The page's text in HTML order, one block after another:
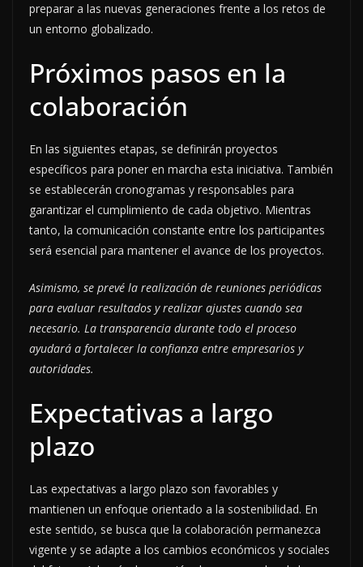
preparar a las nuevas generaciones frente a los retos de
un entorno globalizado.
Próximos pasos en la
colaboración
En las siguientes etapas, se definirán proyectos
específicos para poner en marcha esta iniciativa. También
se establecerán cronogramas y responsables para
garantizar el cumplimiento de cada objetivo. Mientras
tanto, la comunicación constante entre los participantes
será esencial para mantener el avance de los proyectos.
Asimismo, se prevé la realización de reuniones periódicas
para evaluar resultados y realizar ajustes cuando sea
necesario. La transparencia durante todo el proceso
ayudará a fortalecer la confianza entre empresarios y
autoridades.
Expectativas a largo
plazo
Las expectativas a largo plazo son favorables y
mantienen un enfoque orientado a la sostenibilidad. En
este sentido, se busca que la colaboración permanezca
vigente y se adapte a los cambios económicos y sociales